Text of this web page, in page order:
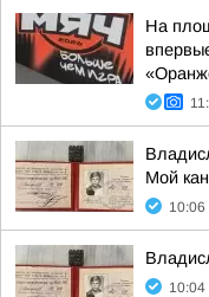
На
Мой
10:06
10:04